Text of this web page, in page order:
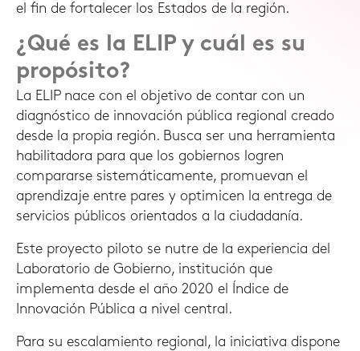
el fin de fortalecer los Estados de la región.
¿Qué es la ELIP y cuál es su
propósito?
La ELIP nace con el objetivo de contar con un
diagnóstico de innovación pública regional creado
desde la propia región. Busca ser una herramienta
habilitadora para que los gobiernos logren
compararse sistemáticamente, promuevan el
aprendizaje entre pares y optimicen la entrega de
servicios públicos orientados a la ciudadanía.
Este proyecto piloto se nutre de la experiencia del
Laboratorio de Gobierno, institución que
implementa desde el año 2020 el Índice de
Innovación Pública a nivel central.
Para su escalamiento regional, la iniciativa dispone